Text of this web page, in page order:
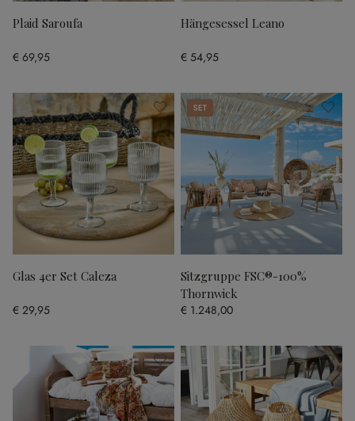
Plaid Saroufa
€ 69,95
Hängesessel Leano
€ 54,95
Glas 4er Set Caleza
€ 29,95
Set
Sitzgruppe FSC®-100%
Thornwick
€ 1.248,00